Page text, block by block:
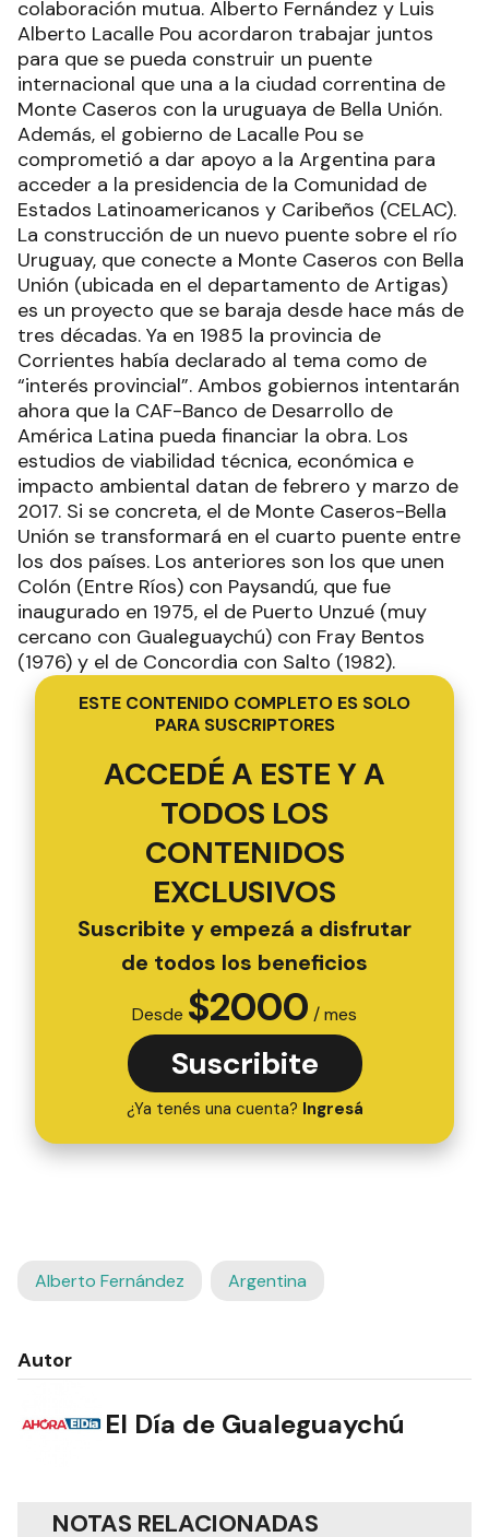
colaboración mutua. Alberto Fernández y Luis
Alberto Lacalle Pou acordaron trabajar juntos
para que se pueda construir un puente
internacional que una a la ciudad correntina de
Monte Caseros con la uruguaya de Bella Unión.
Además, el gobierno de Lacalle Pou se
comprometió a dar apoyo a la Argentina para
acceder a la presidencia de la Comunidad de
Estados Latinoamericanos y Caribeños (CELAC).
La construcción de un nuevo puente sobre el río
Uruguay, que conecte a Monte Caseros con Bella
Unión (ubicada en el departamento de Artigas)
es un proyecto que se baraja desde hace más de
tres décadas. Ya en 1985 la provincia de
Corrientes había declarado al tema como de
“interés provincial”. Ambos gobiernos intentarán
ahora que la CAF-Banco de Desarrollo de
América Latina pueda financiar la obra. Los
estudios de viabilidad técnica, económica e
impacto ambiental datan de febrero y marzo de
2017. Si se concreta, el de Monte Caseros-Bella
Unión se transformará en el cuarto puente entre
los dos países. Los anteriores son los que unen
Colón (Entre Ríos) con Paysandú, que fue
inaugurado en 1975, el de Puerto Unzué (muy
cercano con Gualeguaychú) con Fray Bentos
(1976) y el de Concordia con Salto (1982).
ESTE CONTENIDO COMPLETO ES SOLO
PARA SUSCRIPTORES
ACCEDÉ A ESTE Y A
TODOS LOS
CONTENIDOS
EXCLUSIVOS
Suscribite y empezá a disfrutar
de todos los beneficios
Desde $2000 / mes
Suscribite
¿Ya tenés una cuenta? Ingresá
Alberto Fernández Argentina
Autor
El Día de Gualeguaychú
NOTAS RELACIONADAS